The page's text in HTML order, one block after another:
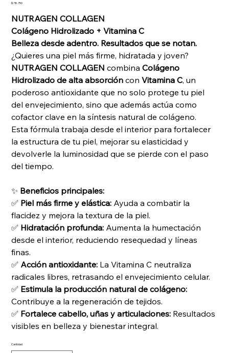
Precio
$ 78.750
NUTRAGEN COLLAGEN
Colágeno Hidrolizado + Vitamina C
Belleza desde adentro. Resultados que se notan.
¿Quieres una piel más firme, hidratada y joven?
NUTRAGEN COLLAGEN combinaColágeno
Hidrolizado de alta absorción conVitamina C, un
poderoso antioxidante que no solo protege tu piel
del envejecimiento, sino que además actúa como
cofactor clave en la síntesis natural de colágeno.
Esta fórmula trabaja desde el interior para fortalecer
la estructura de tu piel, mejorar su elasticidad y
devolverle la luminosidad que se pierde con el paso
del tiempo.
✨ Beneficios principales:
✅ Piel más firme y elástica: Ayuda a combatir la
flacidez y mejora la textura de la piel.
✅ Hidratación profunda: Aumenta la humectación
desde el interior, reduciendo resequedad y líneas
finas.
✅ Acción antioxidante: La Vitamina C neutraliza
radicales libres, retrasando el envejecimiento celular.
✅ Estimula la producción natural de colágeno:
Contribuye a la regeneración de tejidos.
✅ Fortalece cabello, uñas y articulaciones: Resultados
visibles en belleza y bienestar integral.
Cantidad